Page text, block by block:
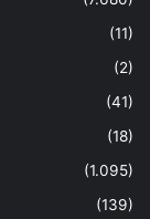
(11)
(2)
(41)
(18)
(1.095)
(139)